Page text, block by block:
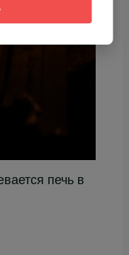
печь в